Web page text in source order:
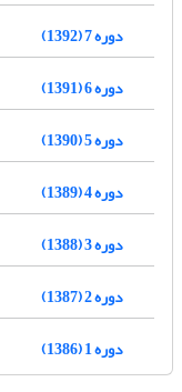
دوره 7 (1392)
دوره 6 (1391)
دوره 5 (1390)
دوره 4 (1389)
دوره 3 (1388)
دوره 2 (1387)
دوره 1 (1386)